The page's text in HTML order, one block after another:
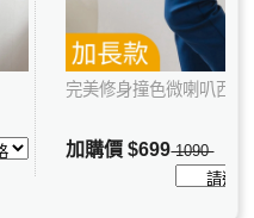
完美修身撞色微喇叭西裝
加購價$6991090